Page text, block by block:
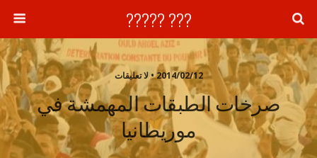
??? ?????
2014/02/12 • لا تعليقات
صرخات الطبقات المهمشة في
موريطانيا